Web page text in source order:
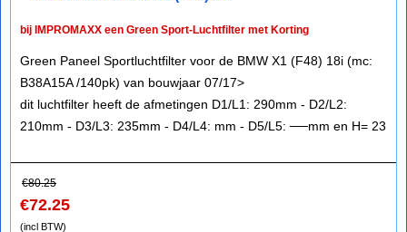
bij IMPROMAXX een Green Sport-Luchtfilter met Korting
Green Paneel Sportluchtfilter voor de BMW X1 (F48) 18i (mc:
B38A15A /140pk) van bouwjaar 07/17>
dit luchtfilter heeft de afmetingen D1/L1: 290mm - D2/L2:
210mm - D3/L3: 235mm - D4/L4: mm - D5/L5: ──mm en H= 23
€80.25
€72.25
(incl BTW)